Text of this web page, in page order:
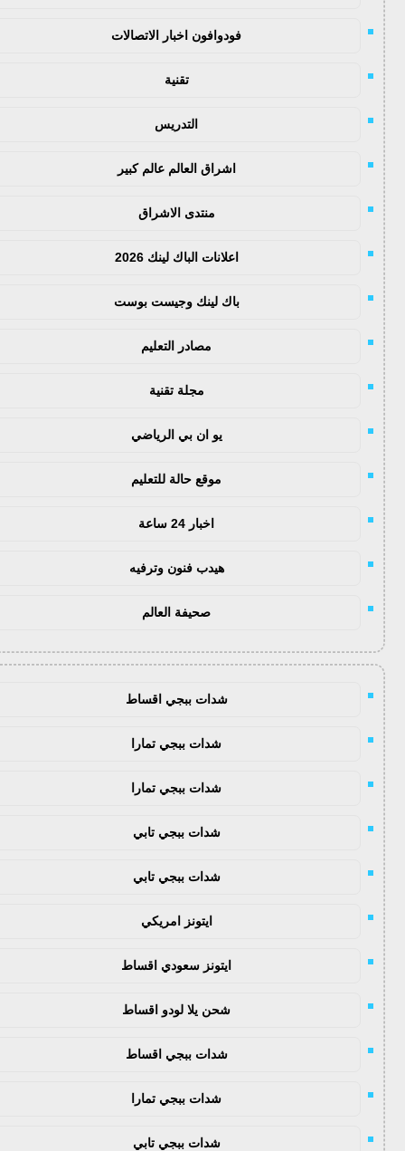
فودوافون اخبار الاتصالات
تقنية
التدريس
اشراق العالم عالم كبير
منتدى الاشراق
اعلانات الباك لينك 2026
باك لينك وجيست بوست
مصادر التعليم
مجلة تقنية
يو ان بي الرياضي
موقع حالة للتعليم
اخبار 24 ساعة
هيدب فنون وترفيه
صحيفة العالم
شدات ببجي اقساط
شدات ببجي تمارا
شدات ببجي تمارا
شدات ببجي تابي
شدات ببجي تابي
ايتونز امريكي
ايتونز سعودي اقساط
شحن يلا لودو اقساط
شدات ببجي اقساط
شدات ببجي تمارا
شدات ببجي تابي